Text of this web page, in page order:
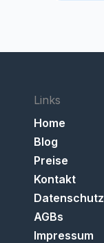
Links
Home
Blog
Preise
Kontakt
Datenschutz
AGBs
Impressum